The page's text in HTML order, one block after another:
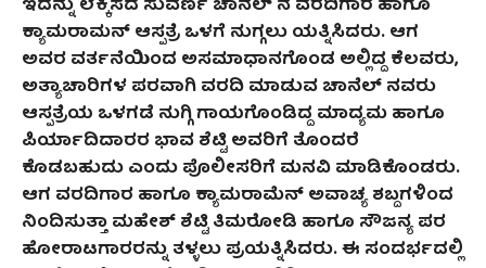
ಇದನ್ನು ಲೆಕ್ಕಿಸದ ಸುವರ್ಣ ಚಾನಲ್ ನ ವರದಿಗಾರ ಹಾಗೂ
ಕ್ಯಾಮರಾಮನ್ ಆಸ್ಪತ್ರೆ ಒಳಗೆ ನುಗ್ಗಲು ಯತ್ನಿಸಿದರು. ಆಗ
ಅವರ ವರ್ತನೆಯಿಂದ ಅಸಮಾಧಾನಗೊಂಡ ಅಲ್ಲಿದ್ದ ಕೆಲವರು,
ಅತ್ಯಾಚಾರಿಗಳ ಪರವಾಗಿ ವರದಿ ಮಾಡುವ ಚಾನೆಲ್ ನವರು
ಆಸ್ಪತ್ರೆಯ ಒಳಗಡೆ ನುಗ್ಗಿ ಗಾಯಗೊಂಡಿದ್ದ ಮಾದ್ಯಮ ಹಾಗೂ
ಪಿರ್ಯಾದಿದಾರರ ಭಾವ ಶೆಟ್ಟಿ ಅವರಿಗೆ ತೊಂದರೆ
ಕೊಡಬಹುದು ಎಂದು ಪೊಲೀಸರಿಗೆ ಮನವಿ ಮಾಡಿಕೊಂಡರು.
ಆಗ ವರದಿಗಾರ ಹಾಗೂ ಕ್ಯಾಮರಾಮೆನ್ ಅವಾಚ್ಯ ಶಬ್ದಗಳಿಂದ
ನಿಂದಿಸುತ್ತಾ ಮಹೇಶ್ ಶೆಟ್ಟಿ ತಿಮರೋಡಿ ಹಾಗೂ ಸೌಜನ್ಯ ಪರ
ಹೋರಾಟಗಾರರನ್ನು ತಳ್ಳಲು ಪ್ರಯತ್ನಿಸಿದರು. ಈ ಸಂದರ್ಭದಲ್ಲಿ